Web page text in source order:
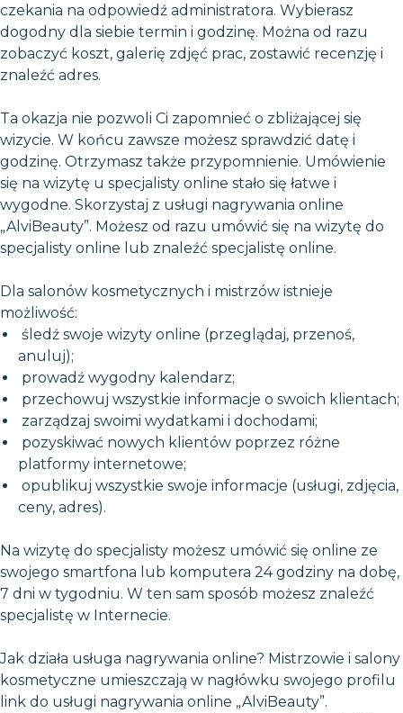
czekania na odpowiedź administratora. Wybierasz
dogodny dla siebie termin i godzinę. Można od razu
zobaczyć koszt, galerię zdjęć prac, zostawić recenzję i
znaleźć adres.
Ta okazja nie pozwoli Ci zapomnieć o zbliżającej się
wizycie. W końcu zawsze możesz sprawdzić datę i
godzinę. Otrzymasz także przypomnienie. Umówienie
się na wizytę u specjalisty online stało się łatwe i
wygodne. Skorzystaj z usługi nagrywania online
„AlviBeauty”. Możesz od razu umówić się na wizytę do
specjalisty online lub znaleźć specjalistę online.
Dla salonów kosmetycznych i mistrzów istnieje
możliwość:
śledź swoje wizyty online (przeglądaj, przenoś,
anuluj);
prowadź wygodny kalendarz;
przechowuj wszystkie informacje o swoich klientach;
zarządzaj swoimi wydatkami i dochodami;
pozyskiwać nowych klientów poprzez różne
platformy internetowe;
opublikuj wszystkie swoje informacje (usługi, zdjęcia,
ceny, adres).
Na wizytę do specjalisty możesz umówić się online ze
swojego smartfona lub komputera 24 godziny na dobę,
7 dni w tygodniu. W ten sam sposób możesz znaleźć
specjalistę w Internecie.
Jak działa usługa nagrywania online? Mistrzowie i salony
kosmetyczne umieszczają w nagłówku swojego profilu
link do usługi nagrywania online „AlviBeauty”.